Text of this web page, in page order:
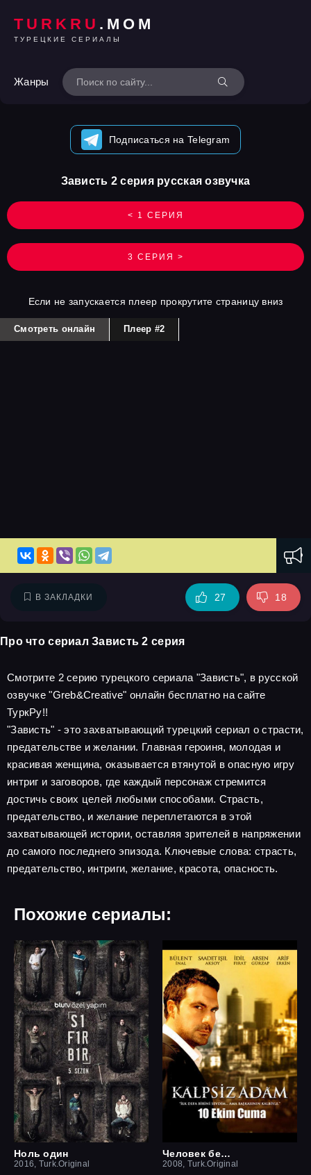
TURKRU .MOM
ТУРЕЦКИЕ СЕРИАЛЫ
Жанры
Подписаться на Telegram
< 1 СЕРИЯ
Зависть 2 серия русская озвучка
3 СЕРИЯ >
Если не запускается плеер прокрутите страницу вниз
Смотреть онлайн Плеер #2
В ЗАКЛАДКИ 27 18
Про что сериал Зависть 2 серия
Смотрите 2 серию турецкого сериала "Зависть", в русской
озвучке "Greb&Creative" онлайн бесплатно на сайте
ТуркРу!!
"Зависть" - это захватывающий турецкий сериал о страсти,
предательстве и желании. Главная героиня, молодая и
красивая женщина, оказывается втянутой в опасную игру
интриг и заговоров, где каждый персонаж стремится
достичь своих целей любыми способами. Страсть,
предательство, и желание переплетаются в этой
захватывающей истории, оставляя зрителей в напряжении
до самого последнего эпизода. Ключевые слова: страсть,
предательство, интриги, желание, красота, опасность.
Похожие сериалы:
Ноль один
2016, Turk.Original
Человек без сердца
2008, Turk.Original